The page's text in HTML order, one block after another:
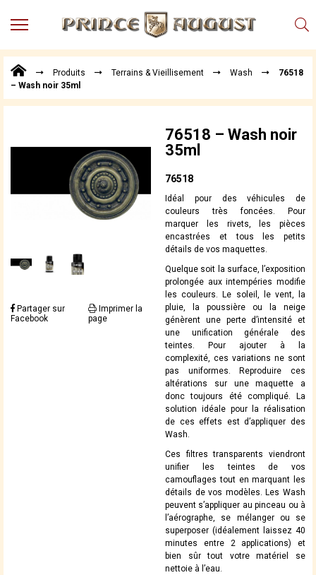
MENU
Points
de
Vente
Téléchargements
Techniques,
Produits Terrains & Vieillisement Wash
76518
– Wash noir 35ml
Partager sur
Facebook
Imprimer la
page
76518 – Wash noir
35ml
76518
Idéal pour des véhicules de
couleurs très foncées. Pour
marquer les rivets, les pièces
encastrées et tous les petits
détails de vos maquettes.
Quelque soit la surface, l’exposition
prolongée aux intempéries modifie
les couleurs. Le soleil, le vent, la
pluie, la poussière ou la neige
génèrent une perte d’intensité et
une unification générale des
teintes. Pour ajouter à la
complexité, ces variations ne sont
pas uniformes. Reproduire ces
altérations sur une maquette a
donc toujours été compliqué. La
solution idéale pour la réalisation
de ces effets est d’appliquer des
Wash.
Ces filtres transparents viendront
unifier les teintes de vos
camouflages tout en marquant les
détails de vos modèles. Les Wash
peuvent s’appliquer au pinceau ou à
l’aérographe, se mélanger ou se
superposer (idéalement laissez 40
minutes entre 2 applications) et
bien sûr tout votre matériel se
nettoie à l’eau.